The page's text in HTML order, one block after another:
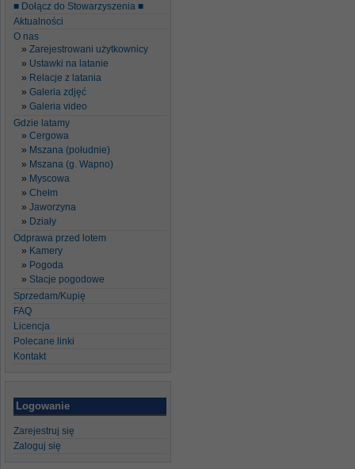
■ Dołącz do Stowarzyszenia ■
Aktualności
O nas
Zarejestrowani użytkownicy
Ustawki na latanie
Relacje z latania
Galeria zdjęć
Galeria video
Gdzie latamy
Cergowa
Mszana (południe)
Mszana (g. Wapno)
Myscowa
Chełm
Jaworzyna
Działy
Odprawa przed lotem
Kamery
Pogoda
Stacje pogodowe
Sprzedam/Kupię
FAQ
Licencja
Polecane linki
Kontakt
Logowanie
Zarejestruj się
Zaloguj się